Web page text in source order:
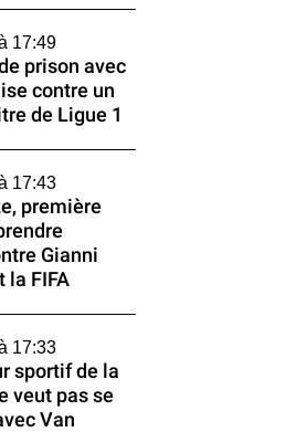
17:49
prison avec
contre un
de Ligue 1
17:43
première
Gianni
la FIFA
17:33
sportif de la
veut pas se
Van